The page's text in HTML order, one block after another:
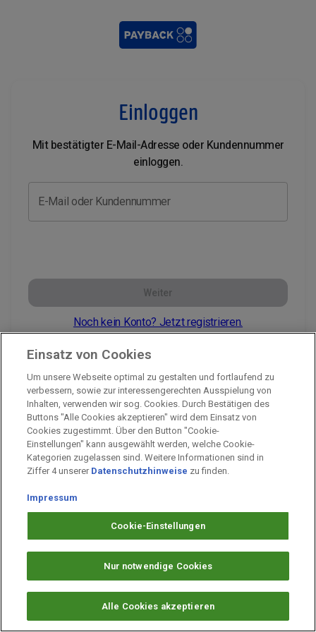
Einloggen
Mit bestätigter E-Mail-Adresse oder Kundennummer
einloggen.
E-Mail oder Kundennummer
Weiter
Noch kein Konto? Jetzt registrieren.
Impressum
Unternehmen
Arbeiten bei PAYBACK
Fragen & Hilfe
Datenschutz
Cookie-Einstellungen
Einsatz von Cookies
Um unsere Webseite optimal zu gestalten und fortlaufend zu
verbessern, sowie zur interessengerechten Ausspielung von
Inhalten, verwenden wir sog. Cookies. Durch Bestätigen des
Buttons "Alle Cookies akzeptieren" wird dem Einsatz von
Cookies zugestimmt. Über den Button "Cookie-
Einstellungen" kann ausgewählt werden, welche Cookie-
Kategorien zugelassen sind. Weitere Informationen sind in
Ziffer 4 unserer Datenschutzhinweise zu finden.
Impressum
Cookie-Einstellungen
Nur notwendige Cookies
Alle Cookies akzeptieren